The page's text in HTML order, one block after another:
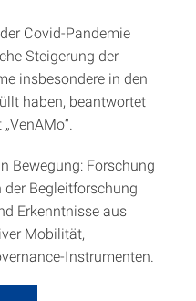
Covid-Pandemie
Steigerung der
insbesondere in den
haben, beantwortet
Bewegung: Forschung
Begleitforschung
Erkenntnisse aus
Mobilität,
Instrumenten.